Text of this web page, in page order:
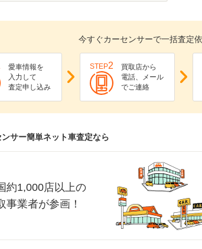
今すぐカーセンサーで一括査定
愛車情報を
入力して
査定申し込み
STEP2
買取店から
電話、メール
でご連絡
ンサー簡単ネット車査定なら
約1,000店以上の
事業者が参画！